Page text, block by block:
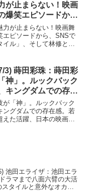
が止まらない！映画
爆笑エピソードか
目の「神スタイ
林修との知的な共演
力が止まらない！映画舞
エピソードから、SNSで
ル」、そして林修との
迫ります。高橋ひかるさ
りませ...
蒔田彩
神」。ルックバック
キングダムでの存在
の枠を超えた活躍、
に新たな風。次なる
。
が「神」。ルックバック
ングダムでの存在感。若
た活躍、日本の映画界
ラマまで八面六臂の大活
タイルと意外なオカル